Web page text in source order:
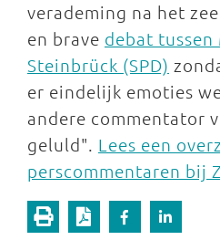
verademing na het
en brave debat tussen
Steinbrück (SPD)
er eindelijk emoties
andere commentator
geluld". Lees een
perscommentaren bij